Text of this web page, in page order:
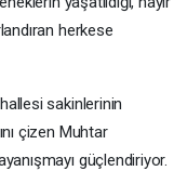
herkese
sakinlerinin
çizen Muhtar
güçlendiriyor.